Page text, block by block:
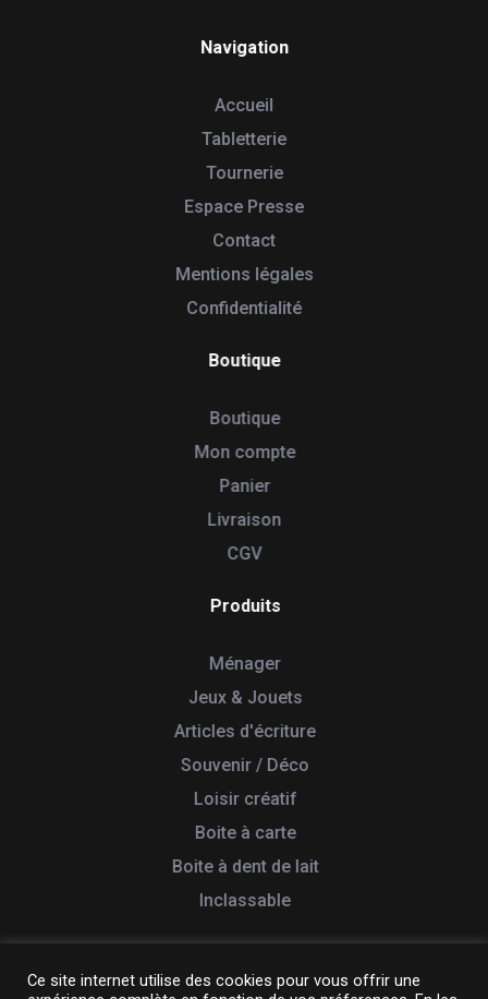
Navigation
Accueil
Tabletterie
Tournerie
Espace Presse
Contact
Mentions légales
Confidentialité
Boutique
Boutique
Mon compte
Panier
Livraison
CGV
Produits
Ménager
Jeux & Jouets
Articles d'écriture
Souvenir / Déco
Loisir créatif
Boite à carte
Boite à dent de lait
Inclassable
Ce site internet utilise des cookies pour vous offrir une